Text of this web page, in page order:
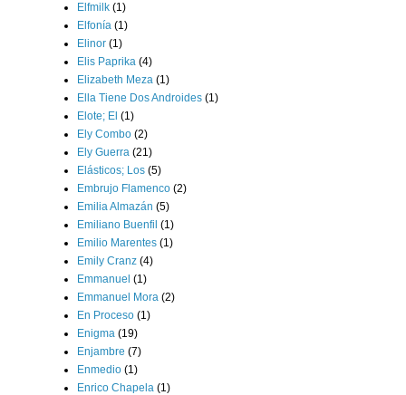
Elfmilk (1)
Elfonía (1)
Elinor (1)
Elis Paprika (4)
Elizabeth Meza (1)
Ella Tiene Dos Androides (1)
Elote; El (1)
Ely Combo (2)
Ely Guerra (21)
Elásticos; Los (5)
Embrujo Flamenco (2)
Emilia Almazán (5)
Emiliano Buenfil (1)
Emilio Marentes (1)
Emily Cranz (4)
Emmanuel (1)
Emmanuel Mora (2)
En Proceso (1)
Enigma (19)
Enjambre (7)
Enmedio (1)
Enrico Chapela (1)